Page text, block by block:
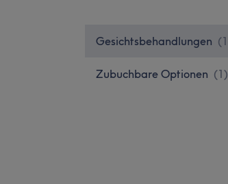
Gesichtsbehandlungen (
Zubuchbare Optionen (1)